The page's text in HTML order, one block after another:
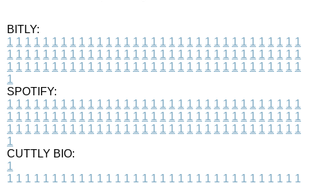
BITLY:
1 1 1 1 1 1 1 1 1 1 1 1 1 1 1 1 1 1 1 1 1 1 1 1 1 1 1 1 1 1 1 1 1
1 1 1 1 1 1 1 1 1 1 1 1 1 1 1 1 1 1 1 1 1 1 1 1 1 1 1 1 1 1 1 1 1
1 1 1 1 1 1 1 1 1 1 1 1 1 1 1 1 1 1 1 1 1 1 1 1 1 1 1 1 1 1 1 1 1
1
SPOTIFY:
1 1 1 1 1 1 1 1 1 1 1 1 1 1 1 1 1 1 1 1 1 1 1 1 1 1 1 1 1 1 1 1 1
1 1 1 1 1 1 1 1 1 1 1 1 1 1 1 1 1 1 1 1 1 1 1 1 1 1 1 1 1 1 1 1 1
1 1 1 1 1 1 1 1 1 1 1 1 1 1 1 1 1 1 1 1 1 1 1 1 1 1 1 1 1 1 1 1 1
1
CUTTLY BIO:
1
1 1 1 1 1 1 1 1 1 1 1 1 1 1 1 1 1 1 1 1 1 1 1 1 1 1 1 1 1 1 1 1 1